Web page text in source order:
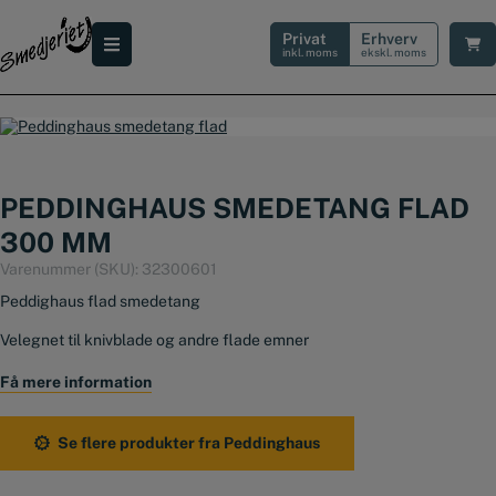
indholdet
Privat
inkl. moms
Erhverv
ekskl. moms
PEDDINGHAUS SMEDETANG FLAD
300 MM
Varenummer (SKU): 32300601
Peddighaus flad smedetang
Velegnet til knivblade og andre flade emner
300 mm
Få mere information
Se flere produkter fra Peddinghaus